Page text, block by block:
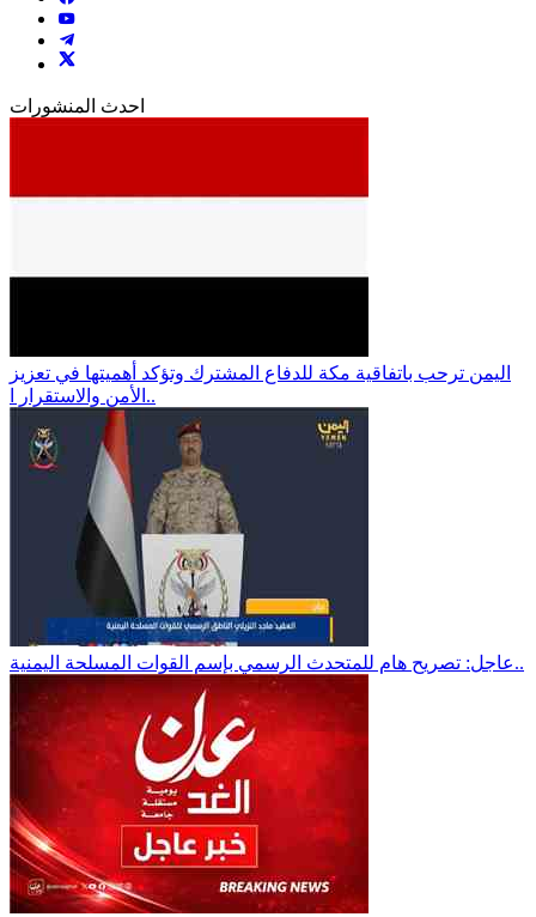
احدث المنشورات
اليمن ترحب باتفاقية مكة للدفاع المشترك وتؤكد أهميتها في تعزيز
الأمن والاستقرار ا..
عاجل: تصريح هام للمتحدث الرسمي بإسم القوات المسلحة اليمنية..